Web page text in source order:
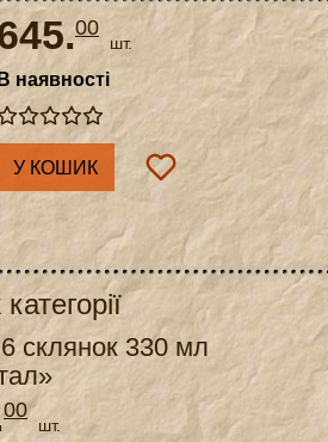
00
шт.
В наявності
У КОШИК
склянок 330 мл
00
шт.